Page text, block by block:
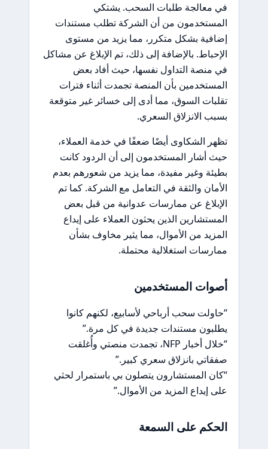
في معالجة طلبات السحب. يشتكي
المستخدمون من أن الشركة تطلب مستندات
إضافية بشكل متكرر، مما يزيد من مستوى
الإحباط. بالإضافة إلى ذلك، تم الإبلاغ عن مشاكل
في منصة التداول نفسها، حيث أفاد بعض
المستخدمين بأن المنصة تجمدت أثناء فترات
تقلبات السوق، مما أدى إلى خسائر غير متوقعة
بسبب الانزلاق السعري.
تظهر الشكاوى أيضًا ضعفًا في خدمة العملاء،
حيث أشار المستخدمون إلى أن الردود كانت
بطيئة وغير مفيدة، مما يزيد من شعورهم بعدم
الأمان والثقة في التعامل مع الشركة. كما تم
الإبلاغ عن ممارسات عدوانية من قبل بعض
المستشارين الذين يحثون العملاء على إيداع
المزيد من الأموال، مما يثير مخاوف بشأن
ممارسات استغلالية محتملة.
أصوات المستخدمين
“حاولت سحب أرباحي لأسابيع، لكنهم كانوا
يطلبون مستندات جديدة في كل مرة.”
“خلال أخبار NFP، تجمدت منصتي وأُغلقت
صفقاتي بانزلاق سعري كبير.”
“كان المستشارون يتصلون بي باستمرار لحثي
على إيداع المزيد من الأموال.”
الحكم على السمعة